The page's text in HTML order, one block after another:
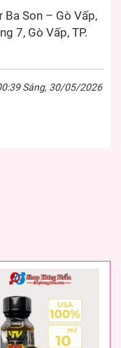
Son – Gò Vấp,
7, Gò Vấp, TP.
Sáng, 30/05/2026